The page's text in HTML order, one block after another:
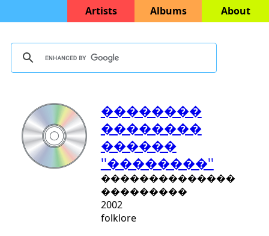
Artists Albums About
��������
��������
������
''��������''
��������������
���������
2002
folklore